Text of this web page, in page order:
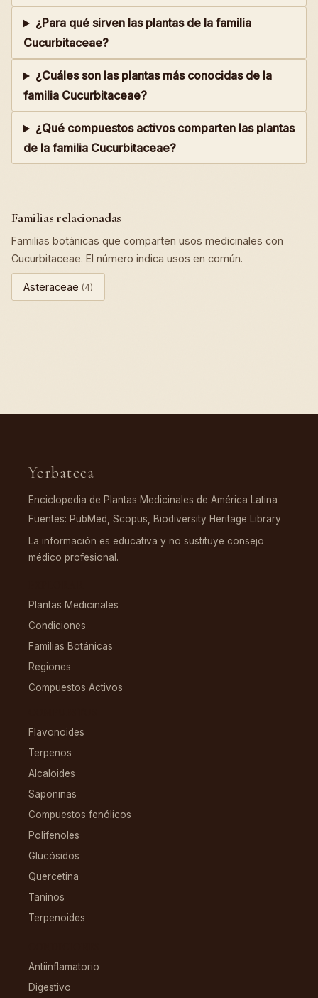
¿Para qué sirven las plantas de la familia
Cucurbitaceae?
¿Cuáles son las plantas más conocidas de la
familia Cucurbitaceae?
¿Qué compuestos activos comparten las plantas
de la familia Cucurbitaceae?
Familias relacionadas
Familias botánicas que comparten usos medicinales con
Cucurbitaceae. El número indica usos en común.
Asteraceae (4)
Yerbateca
Enciclopedia de Plantas Medicinales de América Latina
Fuentes: PubMed, Scopus, Biodiversity Heritage Library
La información es educativa y no sustituye consejo
médico profesional.
Plantas Medicinales
Condiciones
Familias Botánicas
Regiones
Compuestos Activos
Flavonoides
Terpenos
Alcaloides
Saponinas
Compuestos fenólicos
Polifenoles
Glucósidos
Quercetina
Taninos
Terpenoides
Antiinflamatorio
Digestivo